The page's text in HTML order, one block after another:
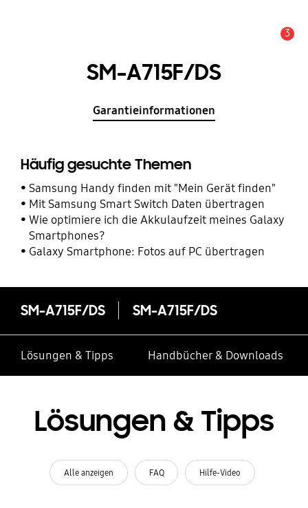
3
SM-A715F/DS
Garantieinformationen
Häufig gesuchte Themen
Samsung Handy finden mit "Mein Gerät finden"
Mit Samsung Smart Switch Daten übertragen
Wie optimiere ich die Akkulaufzeit meines Galaxy
Smartphones?
Galaxy Smartphone: Fotos auf PC übertragen
SM-A715F/DS SM-A715F/DS
Lösungen & Tipps Handbücher & Downloads
Lösungen & Tipps
Alle anzeigen FAQ Hilfe-Video